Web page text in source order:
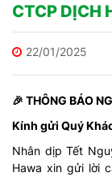
CTCP DỊCH
22/01/2025
🎉 THÔNG BÁO
Kính gửi Quý
Nhân dịp Tết
Hawa xin gửi lời